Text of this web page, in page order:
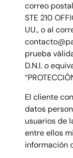
correo
STE 210
UU., o al
prueba
D.N.I. o
El cliente
datos
usuarios de
entre ellos
información